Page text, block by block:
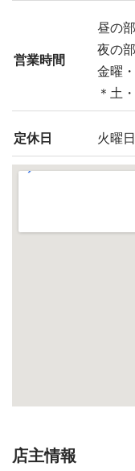
営業時間
昼の
夜の
金曜
＊土
定休日 火曜日
店主情報